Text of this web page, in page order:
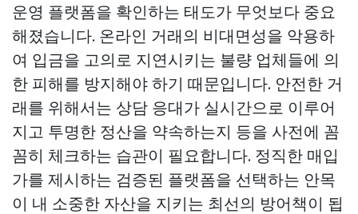
운영 플랫폼을 확인하는 태도가 무엇보다 중요
해졌습니다. 온라인 거래의 비대면성을 악용하
여 입금을 고의로 지연시키는 불량 업체들에 의
한 피해를 방지해야 하기 때문입니다. 안전한 거
래를 위해서는 상담 응대가 실시간으로 이루어
지고 투명한 정산을 약속하는지 등을 사전에 꼼
꼼히 체크하는 습관이 필요합니다. 정직한 매입
가를 제시하는 검증된 플랫폼을 선택하는 안목
이 내 소중한 자산을 지키는 최선의 방어책이 됩